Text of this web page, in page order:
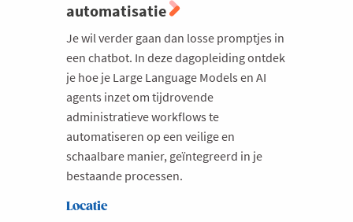
automatisatie
Je wil verder gaan dan losse promptjes in
een chatbot. In deze dagopleiding ontdek
je hoe je Large Language Models en AI
agents inzet om tijdrovende
administratieve workflows te
automatiseren op een veilige en
schaalbare manier, geïntegreerd in je
bestaande processen.
Locatie